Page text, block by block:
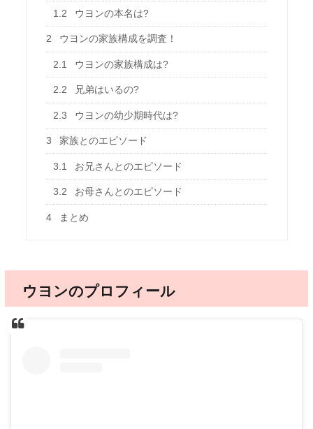
1.2 ウヨンの本名は?
2 ウヨンの家族構成を調査！
2.1 ウヨンの家族構成は?
2.2 兄弟はいるの?
2.3 ウヨンの幼少期時代は?
3 家族とのエピソード
3.1 お兄さんとのエピソード
3.2 お母さんとのエピソード
4 まとめ
ウヨンのプロフィール